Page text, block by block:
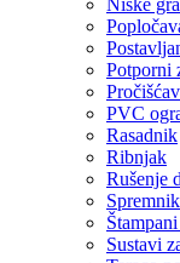
Niske
Potporni
PVC
Rasadnik
Ribnjak
Rušenje
Sustavi